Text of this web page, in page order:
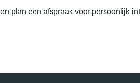
en plan een afspraak voor persoonlijk